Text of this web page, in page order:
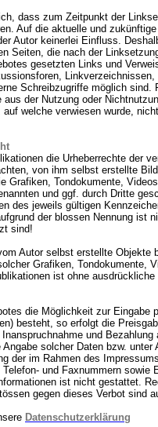
dass zum Zeitpunkt der
Auf die aktuelle und
Autor keinerlei Einfluss.
Seiten, die nach der
gesetzten Links und
Schreibzugriffe möglich
der Nutzung oder
welche verwiesen wurde,
die Urheberrechte der
von ihm selbst erstellte
Grafiken, Tondokumente,
und ggf. durch Dritte
des jeweils gültigen
der blossen Nennung ist
sind!
Autor selbst erstellte Objekte
Grafiken, Tondokumente,
ist ohne
die Möglichkeit zur Eingabe
besteht, so erfolgt die
und
solcher Daten bzw. unter
der im Rahmen des
und Faxnummern sowie
ist nicht gestattet.
gegen dieses Verbot sind
Datenschutzerklärung